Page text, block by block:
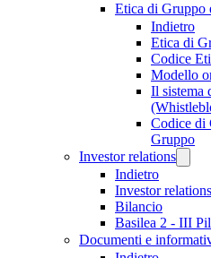
Etica di Gruppo
Indietro
Etica di
Codice
Modello
Il sistema
Codice di
Gruppo
Investor relations
Indietro
Investor relations
Bilancio
Basilea 2 - III
Documenti e